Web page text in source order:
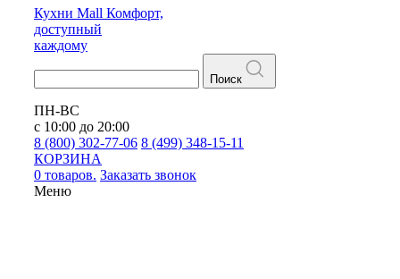
Кухни Mall Комфорт,
доступный
каждому
Поиск
ПН-ВС
с 10:00 до 20:00
8 (800) 302-77-06 8 (499) 348-15-11
КОРЗИНА
0 товаров. Заказать звонок
Меню